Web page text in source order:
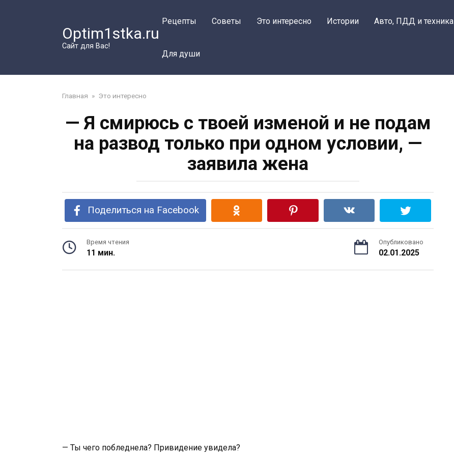
Optim1stka.ru
Сайт для Вас!
Рецепты Советы Это интересно Истории Авто, ПДД и техника
Для души
Главная » Это интересно
— Я смирюсь с твоей изменой и не подам
на развод только при одном условии, —
заявила жена
Поделиться на Facebook
Время чтения
11 мин.
Опубликовано
02.01.2025
— Ты чего побледнела? Привидение увидела?